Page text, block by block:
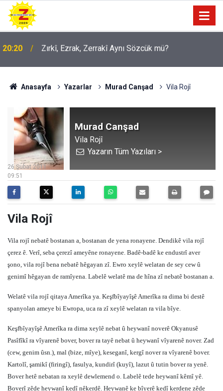
09:56 Ji Zilma Partîzanan Nimûneyeka Piçûk
Anasayfa Yazarlar Murad Canşad Vila Rojî
Murad Canşad
Vila Rojî
Yazarın Tüm Yazıları >
09:51
26 Şubat 2011
Vila Rojî
Vila rojî nebatê bostanan a, bostanan de yena ronayene. Dendikê vila rojî
çerez ê. Verî, seba çerezî ameyêne ronayene. Badê-badê ke endustrî aver
şono, vila rojî bena nebatê hêgayan zî. Ewro xeylê welatan de sey cew û
genimî hêgayan de ramîyena. Labelê welatê ma de hîna zî nebatê bostanan a.
Welatê vila rojî qitaya Amerîka ya. Keşfbîyayîşê Amerîka ra dima bi destê
spanyolan ameye bi Ewropa, uca ra zî xeylê welatan ra vila bîye.
Keşfbîyayîşê Amerîka ra dima xeylê nebat û heywanî noverê Okyanusê
Pasîfîkî ra vîyarenê bover, bover ra tayê nebat û heywanî vîyarenê nover. Zad
(cew, genim ûsn.), mal (bize, mîye), keseganî, kergî nover ra vîyarenê bover.
Kartolî, şamikî (firingî), fasulya, kundirî (kuyî), lazut û tutin bover ra yenê.
Bover hetê nebatan ra xeylê dewlemend o. Labelê tede heywanî kêmî yê.
Boverî zêde heywanî kedî nêkerdê. Heywanê ke bîyerê kedî kerdene zêde